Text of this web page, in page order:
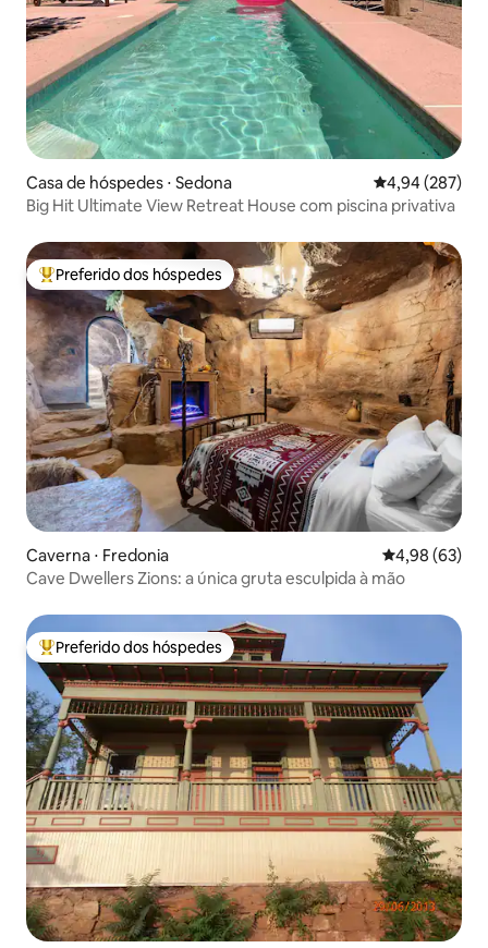
Casa de hóspedes ⋅ Sedona 4,94 de uma
4,94 (287)
Big Hit Ultimate View Retreat House com piscina privativa
Entre os melhores preferidos dos hóspedes
Preferido dos hóspedes
Caverna ⋅ Fredonia 4,98 de uma
4,98 (63)
Cave Dwellers Zions: a única gruta esculpida à mão
Entre os melhores preferidos dos hóspedes
Preferido dos hóspedes